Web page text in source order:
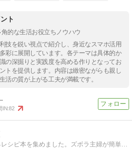
ト
的な生活お役立ちノウハウ
技を鋭い視点で紹介し、身近なスマホ活用
彩に展開しています。各テーマは具体的か
の深掘りと実践度を高める作りとなってお
トを提供します。内容は緻密ながらも親し
活の質が上がる工夫が満載です。
IN:82
時短レシピ本 使えるレシピ本を集めました。ズボラ主婦が簡単で安くて美味しいレシピを探して本を紹介しています。